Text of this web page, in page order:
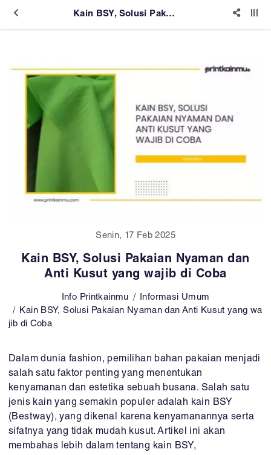
Kain BSY, Solusi Pakaian Nyaman dan Anti Kusut yang wajib di Coba
Senin, 17 Feb 2025
Kain BSY, Solusi Pakaian Nyaman dan
Anti Kusut yang wajib di Coba
Info Printkainmu
Informasi Umum
Kain BSY, Solusi Pakaian Nyaman dan Anti Kusut yang wa
jib di Coba
Dalam dunia fashion, pemilihan bahan pakaian menjadi
salah satu faktor penting yang menentukan
kenyamanan dan estetika sebuah busana. Salah satu
jenis kain yang semakin populer adalah kain BSY
(Bestway), yang dikenal karena kenyamanannya serta
sifatnya yang tidak mudah kusut. Artikel ini akan
membahas lebih dalam tentang kain BSY,